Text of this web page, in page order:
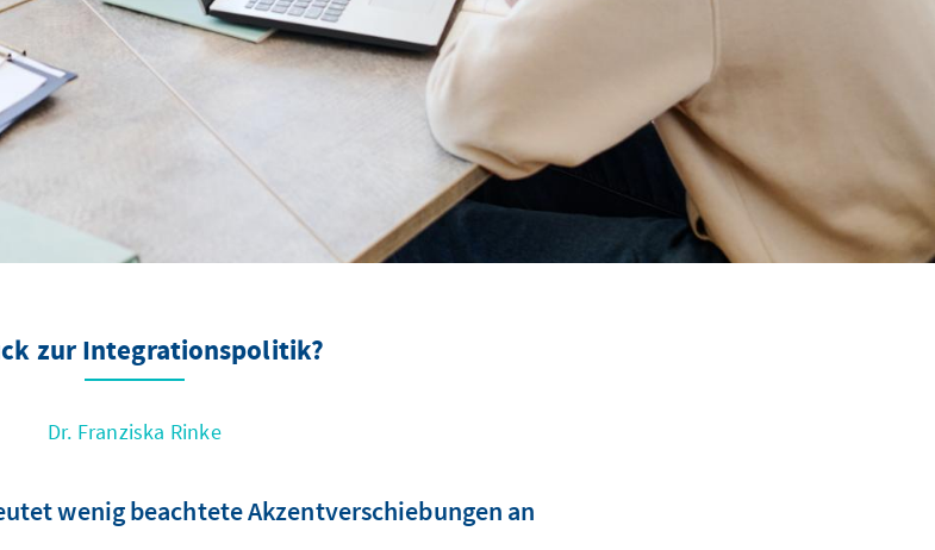
zur Integrationspolitik?
Dr. Franziska Rinke
wenig beachtete Akzentverschiebungen an